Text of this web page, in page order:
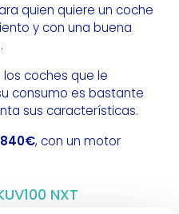
quien quiere un coche
y con una buena
coches que le
consumo es bastante
sus características.
, con un motor
NXT